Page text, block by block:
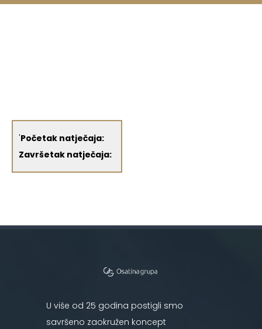
'Početak natječaja:
Završetak natječaja:
U više od 25 godina postigli smo
savršeno zaokružen koncept